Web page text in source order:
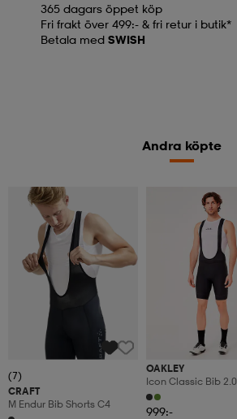
365 dagars öppet köp
Fri frakt över 499:- & fri retur i butik*
Betala med SWISH
Andra köpte
(7)
CRAFT
M Endur Bib Shorts C4
OAKLEY
Icon Classic Bib 2.0
999:-